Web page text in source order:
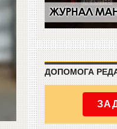
ДОПОМОГА